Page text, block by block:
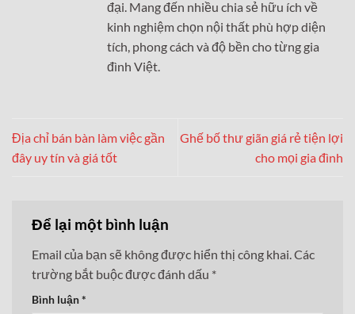
đại. Mang đến nhiều chia sẻ hữu ích về
kinh nghiệm chọn nội thất phù hợp diện
tích, phong cách và độ bền cho từng gia
đình Việt.
Địa chỉ bán bàn làm việc gần
đây uy tín và giá tốt
Ghế bố thư giãn giá rẻ tiện lợi
cho mọi gia đình
Để lại một bình luận
Email của bạn sẽ không được hiển thị công khai. Các
trường bắt buộc được đánh dấu *
Bình luận*